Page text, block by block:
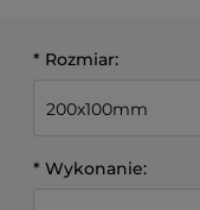
* Rozmiar:
* Wykonanie: